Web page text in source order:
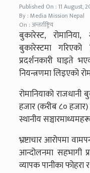
Published On : 11 August,
By : Media Mission Nepal
On : अन्तर्राष्ट्रिय
बुकारेस्ट,
बुकारेस्टमा
प्रदर्शनकारी घाइते
नियन्त्रणमा लिइएको
रोमानियाको राजधानी
हजार (करीब ८० हजार)
स्थानीय
भ्रष्टाचार आरोपमा
आन्दोलनमा सहभागी
व्यापक पानीका फोहरा